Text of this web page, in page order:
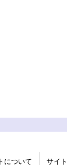
について サイ